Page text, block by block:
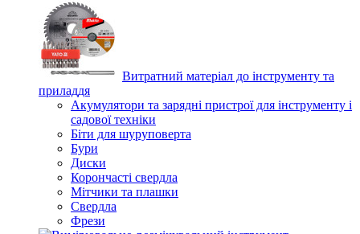
Витратний матеріал до інструменту та
приладдя
Акумулятори та зарядні пристрої для інструменту і
садової техніки
Біти для шуруповерта
Бури
Диски
Корончасті свердла
Мітчики та плашки
Свердла
Фрези